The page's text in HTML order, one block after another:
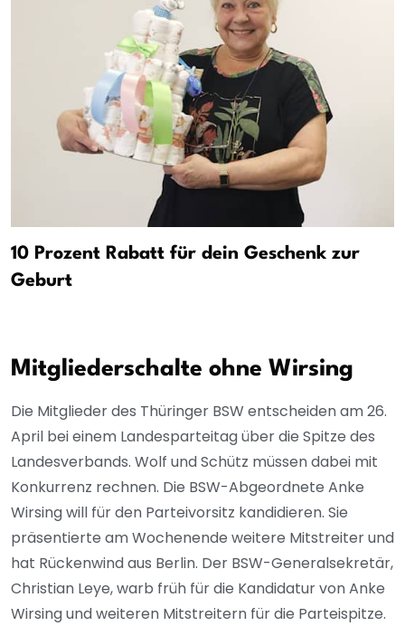
10 Prozent Rabatt für dein Geschenk zur
Geburt
Mitgliederschalte ohne Wirsing
Die Mitglieder des Thüringer BSW entscheiden am 26.
April bei einem Landesparteitag über die Spitze des
Landesverbands. Wolf und Schütz müssen dabei mit
Konkurrenz rechnen. Die BSW-Abgeordnete Anke
Wirsing will für den Parteivorsitz kandidieren. Sie
präsentierte am Wochenende weitere Mitstreiter und
hat Rückenwind aus Berlin. Der BSW-Generalsekretär,
Christian Leye, warb früh für die Kandidatur von Anke
Wirsing und weiteren Mitstreitern für die Parteispitze.